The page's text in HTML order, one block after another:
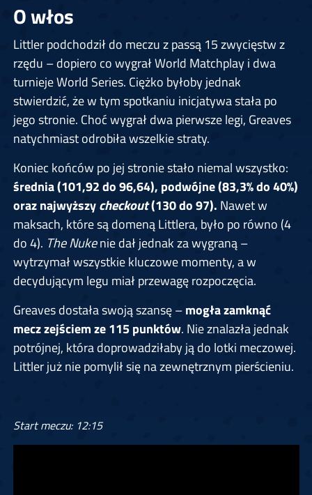
O włos
Littler podchodził do meczu z passą 15 zwycięstw z
rzędu – dopiero co wygrał World Matchplay i dwa
turnieje World Series. Ciężko byłoby jednak
stwierdzić, że w tym spotkaniu inicjatywa stała po
jego stronie. Choć wygrał dwa pierwsze legi, Greaves
natychmiast odrobiła wszelkie straty.
Koniec końców po jej stronie stało niemal wszystko:
średnia (101,92 do 96,64), podwójne (83,3% do 40%)
oraz najwyższycheckout(130 do 97). Nawet w
maksach, które są domeną Littlera, było po równo (4
do 4). The Nukenie dał jednak za wygraną –
wytrzymał wszystkie kluczowe momenty, a w
decydującym legu miał przewagę rozpoczęcia.
Greaves dostała swoją szansę –mogła zamknąć
mecz zejściem ze 115 punktów. Nie znalazła jednak
potrójnej, która doprowadziłaby ją do lotki meczowej.
Littler już nie pomylił się na zewnętrznym pierścieniu.
Start meczu: 12:15